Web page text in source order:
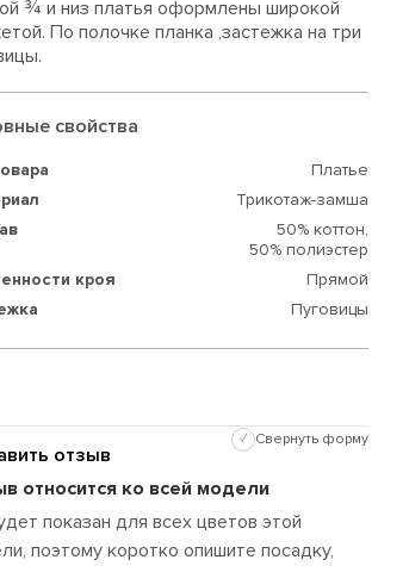
¾ и низ платья оформлены широкой
По полочке планка ,застежка на три
свойства
Платье
Трикотаж-замша
50% коттон,
50% полиэстер
кроя
Прямой
Пуговицы
отзыв
✓ Свернуть форму
относится ко всей модели
показан для всех цветов этой
поэтому коротко опишите посадку,